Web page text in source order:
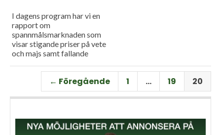
I dagens program har vi en
rapport om
spannmålsmarknaden som
visar stigande priser på vete
och majs samt fallande
premiär för vårt
måndagsprogram med en
längre intervju med Erik
Stjerndahl vd för HIR Skåne,
fältdagar.
← Föregående 1 … 19 20